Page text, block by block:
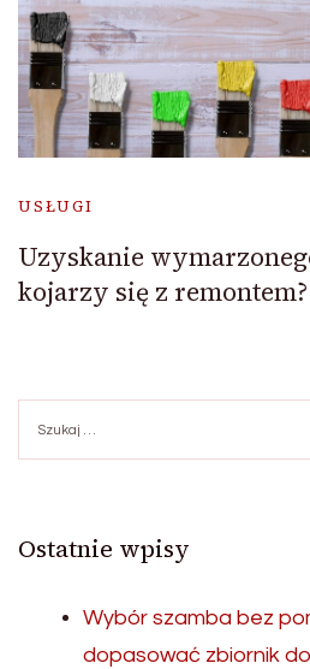
USŁUGI
Uzyskanie
kojarzy się z remontem?
Ostatnie wpisy
Wybór szamba bez
dopasować zbiornik